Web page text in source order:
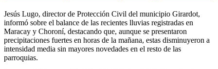
Jesús Lugo, director de Protección Civil del municipio Girardot,
informó sobre el balance de las recientes lluvias registradas en
Maracay y Choroní, destacando que, aunque se presentaron
precipitaciones fuertes en horas de la mañana, estas disminuyeron a
intensidad media sin mayores novedades en el resto de las
parroquias.